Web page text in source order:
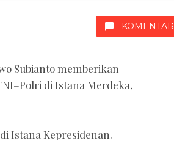
KOMENTAR
Subianto memberikan
di Istana Merdeka,
Istana Kepresidenan.